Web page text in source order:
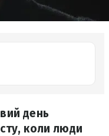
день
коли люди